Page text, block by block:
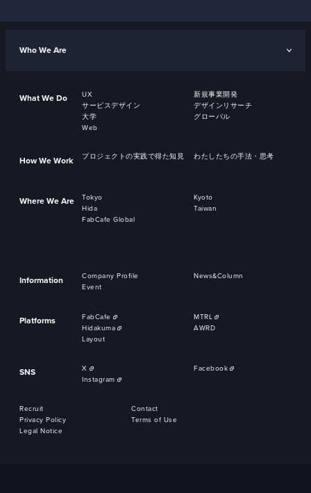
Who We Are
What We Do UX
新規事業開発
サービスデザイン
デザインリサーチ
大学
グローバル
Web
How We Work プロジェクトの実践で得た知見 わたしたちの手法・思考
Where We Are Tokyo
Kyoto
Hida
Taiwan
FabCafe Global
Information Company Profile
News&Column
Event
Platforms FabCafe
MTRL
Hidakuma
AWRD
Layout
SNS X
Facebook
Instagram
Recruit
Contact
Privacy Policy
Terms of Use
Legal Notice